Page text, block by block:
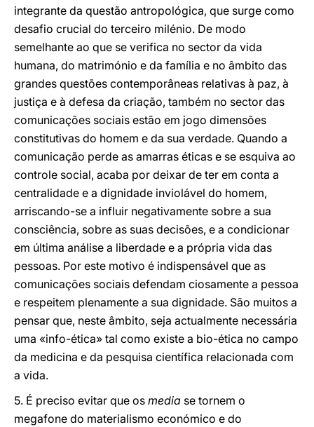
integrante da questão antropológica, que surge como
desafio crucial do terceiro milénio. De modo
semelhante ao que se verifica no sector da vida
humana, do matrimónio e da família e no âmbito das
grandes questões contemporâneas relativas à paz, à
justiça e à defesa da criação, também no sector das
comunicações sociais estão em jogo dimensões
constitutivas do homem e da sua verdade. Quando a
comunicação perde as amarras éticas e se esquiva ao
controle social, acaba por deixar de ter em conta a
centralidade e a dignidade inviolável do homem,
arriscando-se a influir negativamente sobre a sua
consciência, sobre as suas decisões, e a condicionar
em última análise a liberdade e a própria vida das
pessoas. Por este motivo é indispensável que as
comunicações sociais defendam ciosamente a pessoa
e respeitem plenamente a sua dignidade. São muitos a
pensar que, neste âmbito, seja actualmente necessária
uma «info-ética» tal como existe a bio-ética no campo
da medicina e da pesquisa científica relacionada com
a vida.
5. É preciso evitar que os media se tornem o
megafone do materialismo económico e do